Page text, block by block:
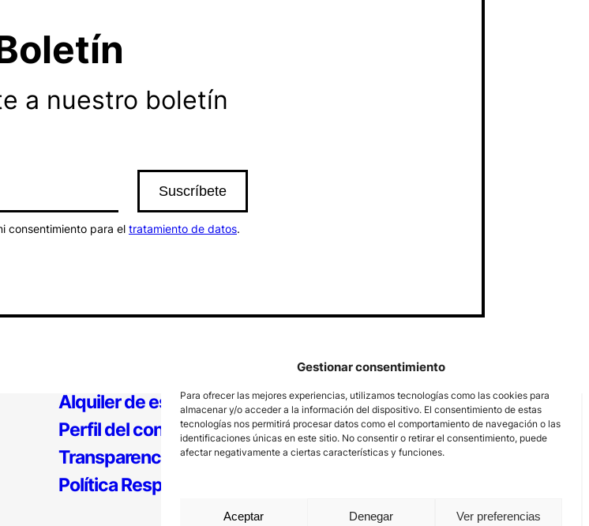
Gestionar consentimiento
Para ofrecer las mejores experiencias, utilizamos tecnologías como las cookies para
almacenar y/o acceder a la información del dispositivo. El consentimiento de estas
tecnologías nos permitirá procesar datos como el comportamiento de navegación o las
identificaciones únicas en este sitio. No consentir o retirar el consentimiento, puede
afectar negativamente a ciertas características y funciones.
Aceptar Denegar Ver preferencias
a nuestro boletín
consentimiento para el tratamiento de datos.
Alquiler de espacios
Perfil del contratante
Transparencia
Política Responsable